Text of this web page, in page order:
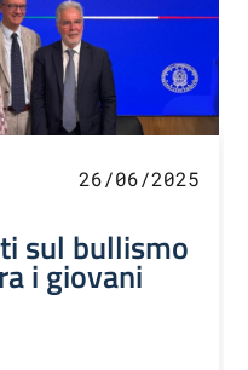
26/06/2025
sul bullismo
i giovani